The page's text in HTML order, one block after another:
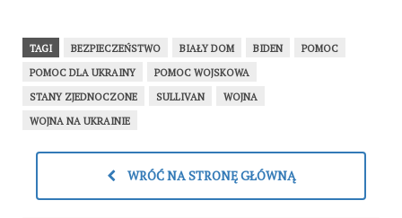
TAGI BEZPIECZEŃSTWO BIAŁY DOM BIDEN
POMOC
POMOC DLA UKRAINY
POMOC WOJSKOWA
STANY ZJEDNOCZONE
SULLIVAN
WOJNA
WOJNA NA UKRAINIE
WRÓĆ NA STRONĘ GŁÓWNĄ